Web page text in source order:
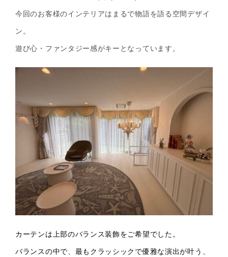
今回のお客様のインテリアはまるで物語を語る空間デザイ
ン。
遊び心・ファンタジー感がキーとなっています。
カーテンは上部のバランス装飾をご希望でした。
バランスの中で、最もクラッシックで優雅な演出が叶う、